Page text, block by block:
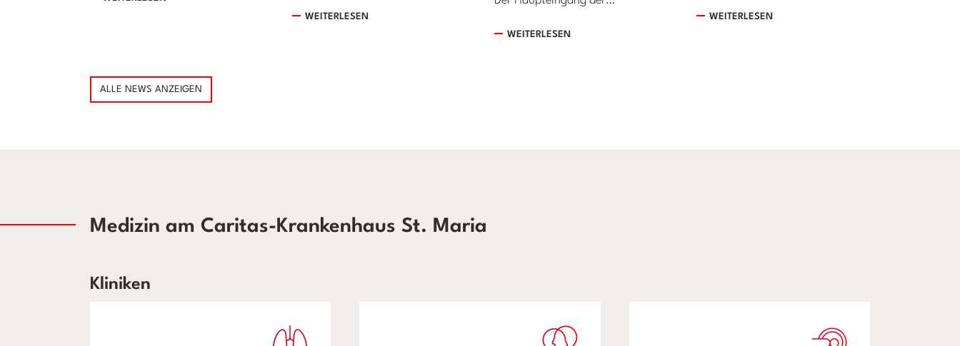
WEITERLESEN
WEITERLESEN
WEITERLESEN
ALLE NEWS ANZEIGEN
Medizin am Caritas-Krankenhaus St. Maria
Kliniken